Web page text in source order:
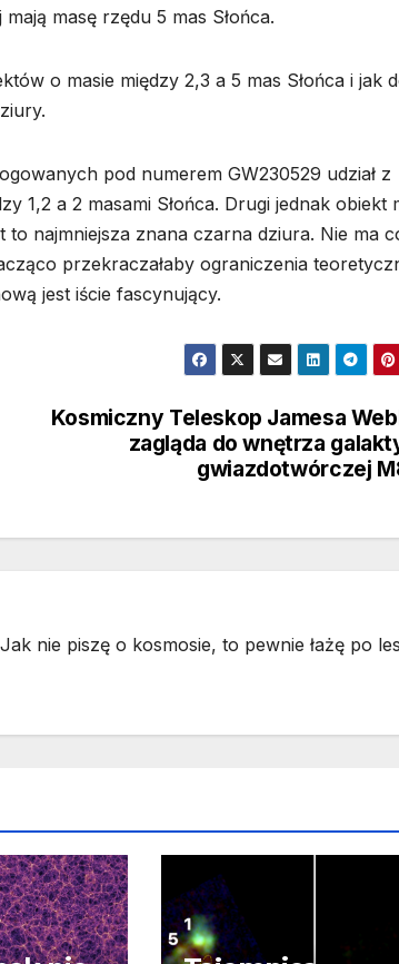
masę rzędu 5 mas Słońca.
o masie między 2,3 a 5 mas Słońca i jak
pod numerem GW230529 udział z
1,2 a 2 masami Słońca. Drugi jednak obiekt
to najmniejsza znana czarna dziura. Nie ma
przekraczałaby ograniczenia
jest iście fascynujący.
Kosmiczny Teleskop Jamesa
zagląda do wnętrza
gwiazdotwórczej
nie piszę o kosmosie, to pewnie łażę po